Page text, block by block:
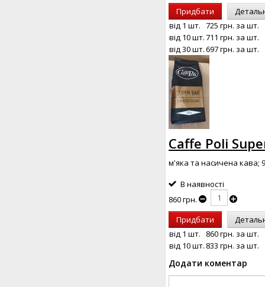
Придбати
від 1 шт. 725 грн. за шт.
від 10 шт.711 грн. за шт.
від 30 шт.697 грн. за шт.
Caffe Poli
м'яка та насичена кава;
В наявності
860 грн.
Придбати
від 1 шт.
860 грн. за шт.
від 10 шт. 833 грн. за шт.
Додати коментар